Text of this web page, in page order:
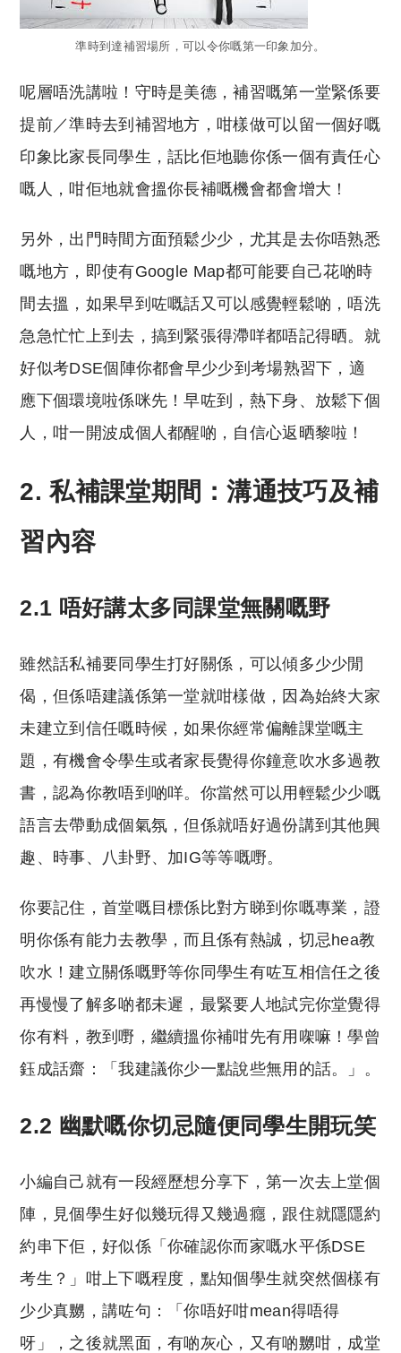
準時到達補習場所，可以令你嘅第一印象加分。
呢層唔洗講啦！守時是美德，補習嘅第一堂緊係要
提前／準時去到補習地方，咁樣做可以留一個好嘅
印象比家長同學生，話比佢地聽你係一個有責任心
嘅人，咁佢地就會搵你長補嘅機會都會增大！
另外，出門時間方面預鬆少少，尤其是去你唔熟悉
嘅地方，即使有Google Map都可能要自己花啲時
間去搵，如果早到咗嘅話又可以感覺輕鬆啲，唔洗
急急忙忙上到去，搞到緊張得滯咩都唔記得晒。就
好似考DSE個陣你都會早少少到考場熟習下，適
應下個環境啦係咪先！早咗到，熱下身、放鬆下個
人，咁一開波成個人都醒啲，自信心返晒黎啦！
2. 私補課堂期間：溝通技巧及補
習內容
2.1 唔好講太多同課堂無關嘅野
雖然話私補要同學生打好關係，可以傾多少少閒
偈，但係唔建議係第一堂就咁樣做，因為始終大家
未建立到信任嘅時候，如果你經常偏離課堂嘅主
題，有機會令學生或者家長覺得你鐘意吹水多過教
書，認為你教唔到啲咩。你當然可以用輕鬆少少嘅
語言去帶動成個氣氛，但係就唔好過份講到其他興
趣、時事、八卦野、加IG等等嘅嘢。
你要記住，首堂嘅目標係比對方睇到你嘅專業，證
明你係有能力去教學，而且係有熱誠，切忌hea教
吹水！建立關係嘅野等你同學生有咗互相信任之後
再慢慢了解多啲都未遲，最緊要人地試完你堂覺得
你有料，教到嘢，繼續搵你補咁先有用㗎嘛！學曾
鈺成話齋：「我建議你少一點說些無用的話。」。
2.2 幽默嘅你切忌隨便同學生開玩笑
小編自己就有一段經歷想分享下，第一次去上堂個
陣，見個學生好似幾玩得又幾過癮，跟住就隱隱約
約串下佢，好似係「你確認你而家嘅水平係DSE
考生？」咁上下嘅程度，點知個學生就突然個樣有
少少真嬲，講咗句：「你唔好咁mean得唔得
呀」，之後就黑面，有啲灰心，又有啲嬲咁，成堂